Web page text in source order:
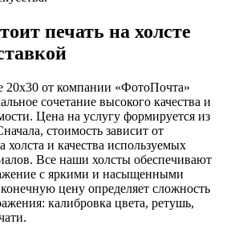
печать на холсте
20х30 от компании «ФотоПочта»
сочетание высокого качества и
Цена на услугу формируется из
стоимость зависит от
холста и качества используемых
Все наши холсты обеспечивают
с яркими и насыщенными
цену определяет сложность
калибровка цвета, ретушь,